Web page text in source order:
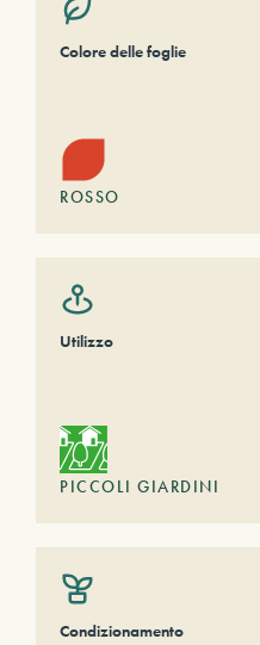
Colore delle foglie
ROSSO
Utilizzo
PICCOLI GIARDINI
Condizionamento